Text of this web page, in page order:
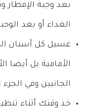
بعد وجبة الإفطار
الغداء أو بعد
غسيل كل أسنان
الأمامية بل أيضا
الجانبين وفي الجزء
خذ وقتك أثناء